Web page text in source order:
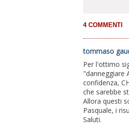
tommaso
Per l'ottimo
"danneggiare
confidenza,
che sarebbe
Allora questi
Pasquale, i
Saluti.